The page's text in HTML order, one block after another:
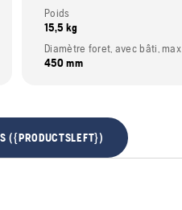
Poids
15,5 kg
Diamètre foret, avec bâti, max
450 mm
({PRODUCTSLEFT})